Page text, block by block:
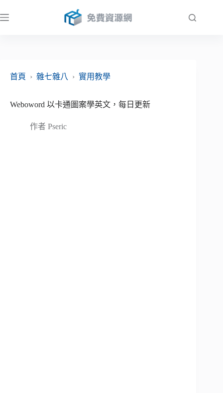
至
首頁
› 雜七雜八 › 實用教學
Weboword 以卡通圖案學英文，每日更新
作者 Pseric